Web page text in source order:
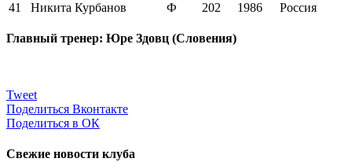
41 Никита Курбанов Ф 202 1986 Россия
Главный тренер: Юре Здовц (Словения)
Tweet
Поделиться Вконтакте
Поделиться в ОК
Свежие новости клуба